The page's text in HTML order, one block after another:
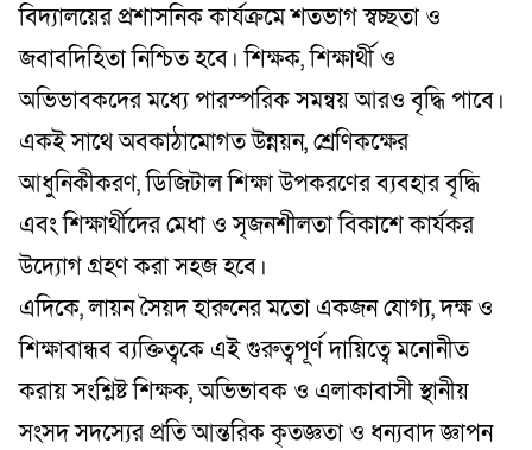
বিদ্যালয়ের প্রশাসনিক কার্যক্রমে শতভাগ স্বচ্ছতা ও
জবাবদিহিতা নিশ্চিত হবে। শিক্ষক, শিক্ষার্থী ও
অভিভাবকদের মধ্যে পারস্পরিক সমন্বয় আরও বৃদ্ধি পাবে।
একই সাথে অবকাঠামোগত উন্নয়ন, শ্রেণিকক্ষের
আধুনিকীকরণ, ডিজিটাল শিক্ষা উপকরণের ব্যবহার বৃদ্ধি
এবং শিক্ষার্থীদের মেধা ও সৃজনশীলতা বিকাশে কার্যকর
উদ্যোগ গ্রহণ করা সহজ হবে।
​এদিকে, লায়ন সৈয়দ হারুনের মতো একজন যোগ্য, দক্ষ ও
শিক্ষাবান্ধব ব্যক্তিত্বকে এই গুরুত্বপূর্ণ দায়িত্বে মনোনীত
করায় সংশ্লিষ্ট শিক্ষক, অভিভাবক ও এলাকাবাসী স্থানীয়
সংসদ সদস্যের প্রতি আন্তরিক কৃতজ্ঞতা ও ধন্যবাদ জ্ঞাপন